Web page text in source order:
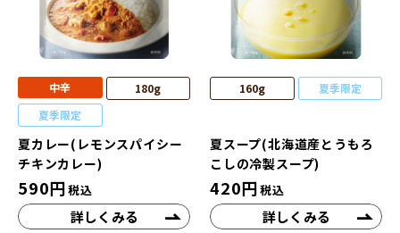
中辛
180g
夏季限定
夏カレー(レモンスパイシー
チキンカレー)
590円税込
詳しくみる
160g 夏季限定
夏スープ(北海道産とうもろ
こしの冷製スープ)
420円税込
詳しくみる